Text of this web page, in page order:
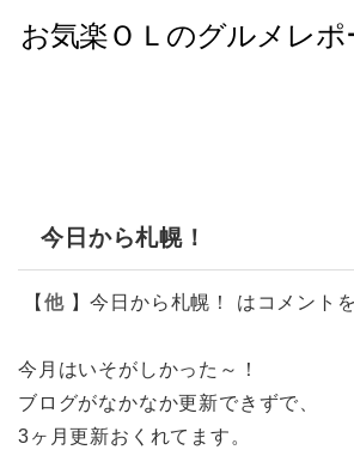
今日から札幌！
【 他】今日から札幌！ は コメント
今月はいそがしかった～！
ブログがなかなか更新できずで、
3ヶ月更新おくれてます。